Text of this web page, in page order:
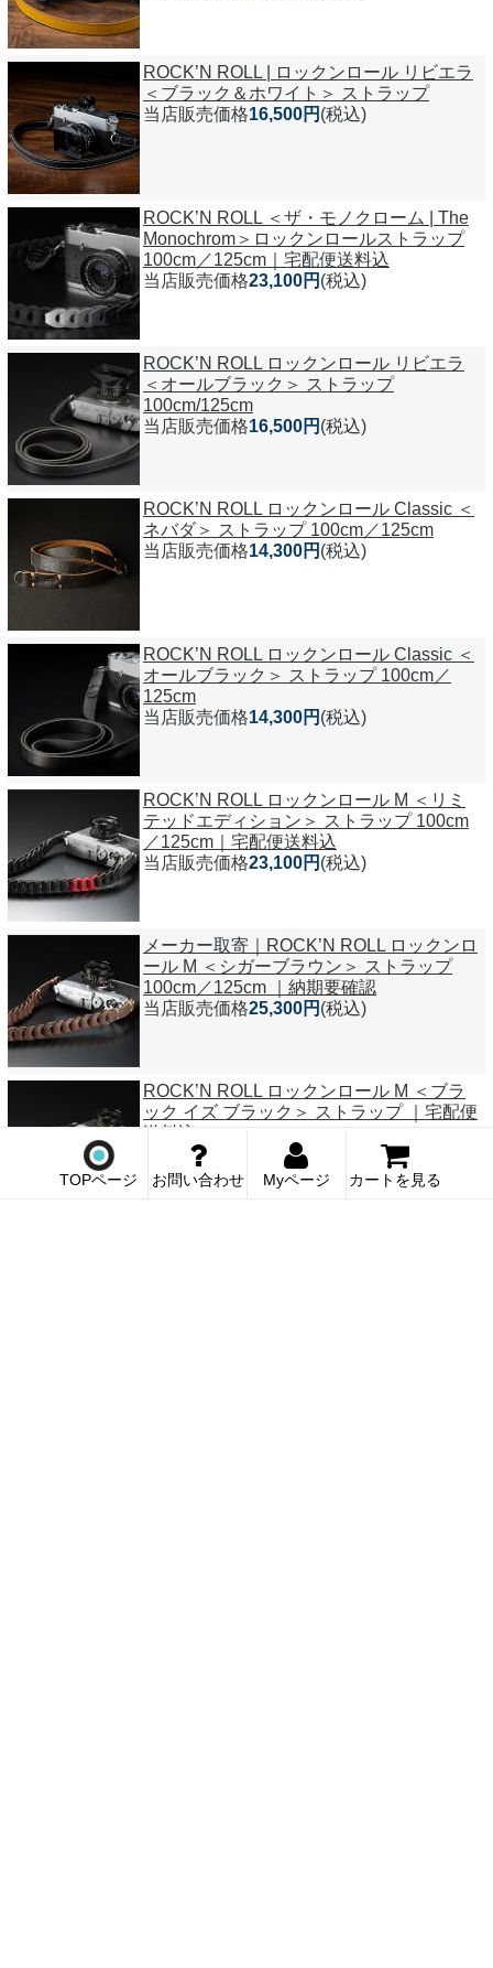
TOPページ お問い合わせ Myページ カートを見る
ROCK’N ROLL | ロックンロール リビエラ
＜ブラック＆ホワイト＞ ストラップ
当店販売価格16,500円 (税込)
ROCK’N ROLL ＜ザ・モノクローム | The
Monochrom＞ロックンロールストラップ
100cm／125cm｜宅配便送料込
当店販売価格23,100円 (税込)
ROCK’N ROLL ロックンロール リビエラ
＜オールブラック＞ ストラップ
100cm/125cm
当店販売価格16,500円 (税込)
ROCK’N ROLL ロックンロール Classic ＜
ネバダ＞ ストラップ 100cm／125cm
当店販売価格14,300円 (税込)
ROCK’N ROLL ロックンロール Classic ＜
オールブラック＞ ストラップ 100cm／
125cm
当店販売価格14,300円 (税込)
ROCK’N ROLL ロックンロール M ＜リミ
テッドエディション＞ ストラップ 100cm
／125cm｜宅配便送料込
当店販売価格23,100円 (税込)
メーカー取寄｜ROCK’N ROLL ロックンロ
ール M ＜シガーブラウン＞ ストラップ
100cm／125cm ｜納期要確認
当店販売価格25,300円 (税込)
ROCK’N ROLL ロックンロール M ＜ブラ
ック イズ ブラック＞ ストラップ ｜宅配便
送料込
当店販売価格
25,300円